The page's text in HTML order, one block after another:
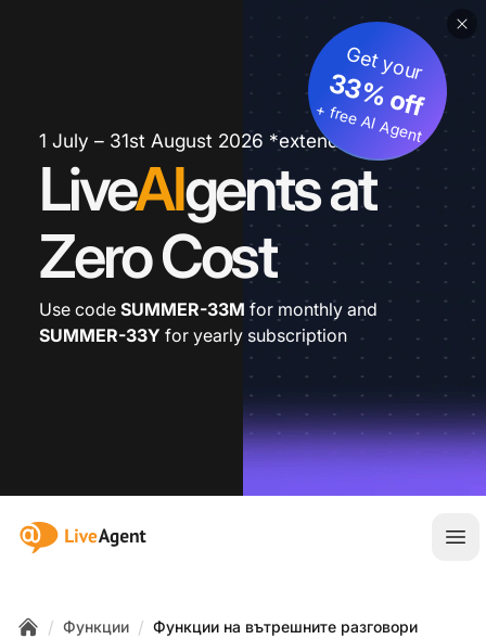
1 July – 31st August 2026 *extended
LiveAIgents at
Zero Cost
Get your
33% off
+ free AI Agent
Use code SUMMER-33M for monthly and
SUMMER-33Y for yearly subscription
:site.title
/ Функции / Функции на вътрешните разговори